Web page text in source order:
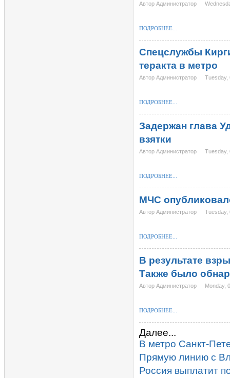
Автор Администратор
ПОДРОБНЕЕ...
Спецслужбы
теракта в метро
Автор Администратор Tuesday,
ПОДРОБНЕЕ...
Задержан глава
взятки
Автор Администратор Tuesday,
ПОДРОБНЕЕ...
МЧС
Автор Администратор Tuesday,
ПОДРОБНЕЕ...
В результате
Также было
Автор Администратор Monday,
ПОДРОБНЕЕ...
Далее...
В метро Санкт-
Прямую линию с
Россия выплатит